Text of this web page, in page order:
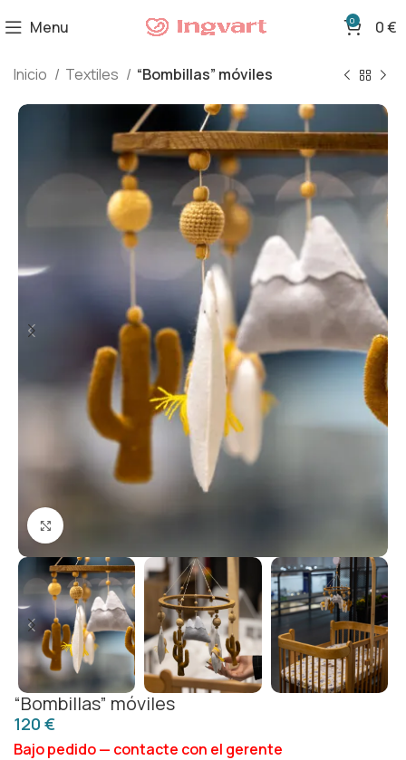
Menu 0 0€
Inicio Textiles “Bombillas” móviles
“Bombillas” móviles
€
Bajo pedido — contacte con el gerente